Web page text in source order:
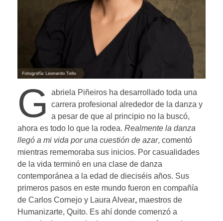
G
abriela Piñeiros ha desarrollado toda una
carrera profesional alrededor de la danza y
a pesar de que al principio no la buscó,
ahora es todo lo que la rodea. Realmente la danza
llegó a mi vida por una cuestión de azar, comentó
mientras rememoraba sus inicios. Por casualidades
de la vida terminó en una clase de danza
contemporánea a la edad de dieciséis años. Sus
primeros pasos en este mundo fueron en compañía
de Carlos Cornejo y Laura Alvear, maestros de
Humanizarte, Quito. Es ahí donde comenzó a